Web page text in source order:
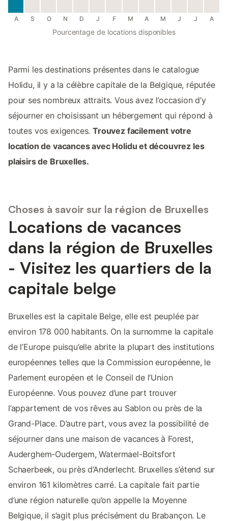
A S O N D J F M A M J J A
Pourcentage de locations disponibles
Parmi les destinations présentes dans le catalogue
Holidu, il y a la célèbre capitale de la Belgique, réputée
pour ses nombreux attraits. Vous avez l’occasion d’y
séjourner en choisissant un hébergement qui répond à
toutes vos exigences.Trouvez facilement votre
location de vacances avec Holidu et découvrez les
plaisirs de Bruxelles.
Choses à savoir sur la région de Bruxelles
Locations de vacances
dans la région de Bruxelles
- Visitez les quartiers de la
capitale belge
Bruxelles est la capitale Belge, elle est peuplée par
environ 178 000 habitants. On la surnomme la capitale
de l’Europe puisqu’elle abrite la plupart des institutions
européennes telles que la Commission européenne, le
Parlement européen et le Conseil de l’Union
Européenne. Vous pouvez d’une part trouver
l’appartement de vos rêves au Sablon ou près de la
Grand-Place. D’autre part, vous avez la possibilité de
séjourner dans une maison de vacances à Forest,
Auderghem-Oudergem, Watermael-Boitsfort
Schaerbeek, ou près d’Anderlecht. Bruxelles s’étend sur
environ 161 kilomètres carré. La capitale fait partie
d’une région naturelle qu’on appelle la Moyenne
Belgique, il s’agit plus précisément du Brabançon. Le